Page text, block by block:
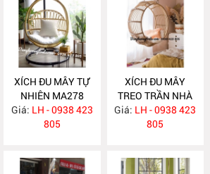
XÍCH ĐU MÂY TỰ
NHIÊN MA278
Giá: LH - 0938 423
805
XÍCH ĐU MÂY
TREO TRẦN NHÀ
MA271
Giá: LH - 0938 423
805